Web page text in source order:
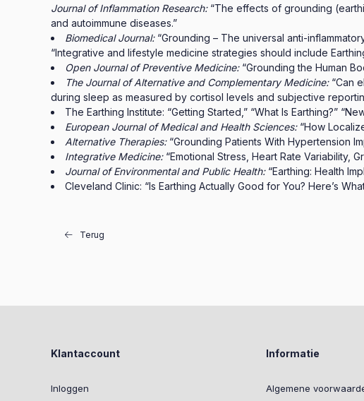
Journal of Inflammation Research:“The effects of grounding
and autoimmune diseases.”
Biomedical Journal:“Grounding – The universal anti-
“Integrative and lifestyle medicine strategies should include
Open Journal of Preventive Medicine:“Grounding the Human
The Journal of Alternative and Complementary Medicine:“Can
during sleep as measured by cortisol levels and subjective
The Earthing Institute: “Getting Started,” “What Is Earthing?”
European Journal of Medical and Health Sciences:“How
Alternative Therapies:“Grounding Patients With Hypertension
Integrative Medicine:“Emotional Stress, Heart Rate Variability,
Journal of Environmental and Public Health:“Earthing: Health
Cleveland Clinic: “Is Earthing Actually Good for You? Here’s
Terug
Klantaccount
Inloggen
Informatie
Algemene